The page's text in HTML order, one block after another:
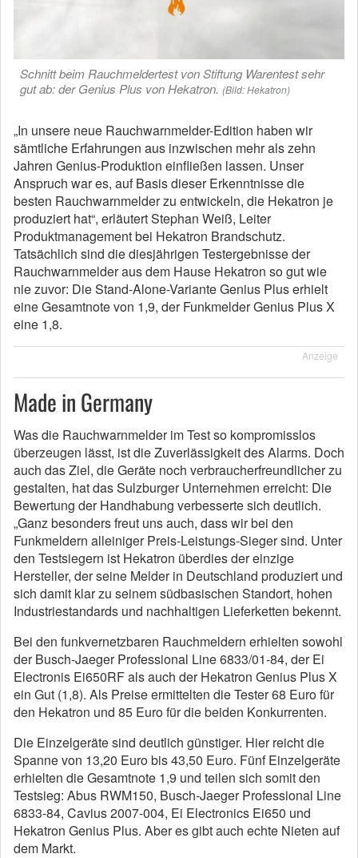
Schnitt beim Rauchmeldertest von Stiftung Warentest sehr
gut ab: der Genius Plus von Hekatron. (Bild: Hekatron)
„In unsere neue Rauchwarnmelder-Edition haben wir
sämtliche Erfahrungen aus inzwischen mehr als zehn
Jahren Genius-Produktion einfließen lassen. Unser
Anspruch war es, auf Basis dieser Erkenntnisse die
besten Rauchwarnmelder zu entwickeln, die Hekatron je
produziert hat“, erläutert Stephan Weiß, Leiter
Produktmanagement bei Hekatron Brandschutz.
Tatsächlich sind die diesjährigen Testergebnisse der
Rauchwarnmelder aus dem Hause Hekatron so gut wie
nie zuvor: Die Stand-Alone-Variante Genius Plus erhielt
eine Gesamtnote von 1,9, der Funkmelder Genius Plus X
eine 1,8.
Anzeige
Made in Germany
Was die Rauchwarnmelder im Test so kompromisslos
überzeugen lässt, ist die Zuverlässigkeit des Alarms. Doch
auch das Ziel, die Geräte noch verbraucherfreundlicher zu
gestalten, hat das Sulzburger Unternehmen erreicht: Die
Bewertung der Handhabung verbesserte sich deutlich.
„Ganz besonders freut uns auch, dass wir bei den
Funkmeldern alleiniger Preis-Leistungs-Sieger sind. Unter
den Testsiegern ist Hekatron überdies der einzige
Hersteller, der seine Melder in Deutschland produziert und
sich damit klar zu seinem südbasischen Standort, hohen
Industriestandards und nachhaltigen Lieferketten bekennt.
Bei den funkvernetzbaren Rauchmeldern erhielten sowohl
der Busch-Jaeger Professional Line 6833/01-84, der Ei
Electronis Ei650RF als auch der Hekatron Genius Plus X
ein Gut (1,8). Als Preise ermittelten die Tester 68 Euro für
den Hekatron und 85 Euro für die beiden Konkurrenten.
Die Einzelgeräte sind deutlich günstiger. Hier reicht die
Spanne von 13,20 Euro bis 43,50 Euro. Fünf Einzelgeräte
erhielten die Gesamtnote 1,9 und teilen sich somit den
Testsieg: Abus RWM150, Busch-Jaeger Professional Line
6833-84, Cavius 2007-004, Ei Electronics Ei650 und
Hekatron Genius Plus. Aber es gibt auch echte Nieten auf
dem Markt.